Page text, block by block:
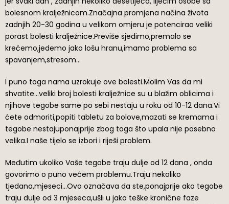
bolesnom kralježnicom.Značajna promjena načina života
zadnjih 20-30 godina u velikom omjeru je potencirao veliki
porast bolesti kralježnice.Previše sjedimo,premalo se
krećemo,jedemo jako lošu hranu,imamo problema sa
spavanjem,stresom…
I puno toga nama uzrokuje ove bolesti.Molim Vas da mi
shvatite…veliki broj bolesti kralježnice su u blažim oblicima i
njihove tegobe same po sebi nestaju u roku od 10-12 dana.Vi
ćete odmoriti,popiti tabletu za bolove,mazati se kremama i
tegobe nestajuponajprije zbog toga što upala nije posebno
velika.I naše tijelo se izbori i riješi problem.
Međutim ukoliko Vaše tegobe traju dulje od 12 dana , onda
govorimo o puno većem problemu.Traju nekoliko
tjedana,mjeseci…Ovo označava da ste,ponajprije ako tegobe
traju dulje od 3 mjeseca,ušli u jako teške kronične faze